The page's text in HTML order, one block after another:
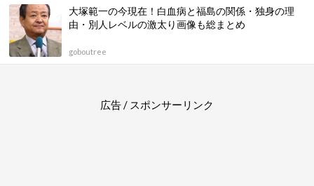
大塚範一の今現在！白血病と福島の関係・独身の理
由・別人レベルの激太り画像も総まとめ
goboutree
広告 / スポンサーリンク